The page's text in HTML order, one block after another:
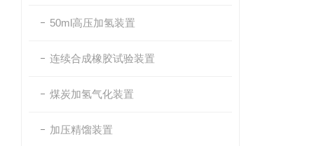
50ml高压加氢装置
连续合成橡胶试验装置
煤炭加氢气化装置
加压精馏装置